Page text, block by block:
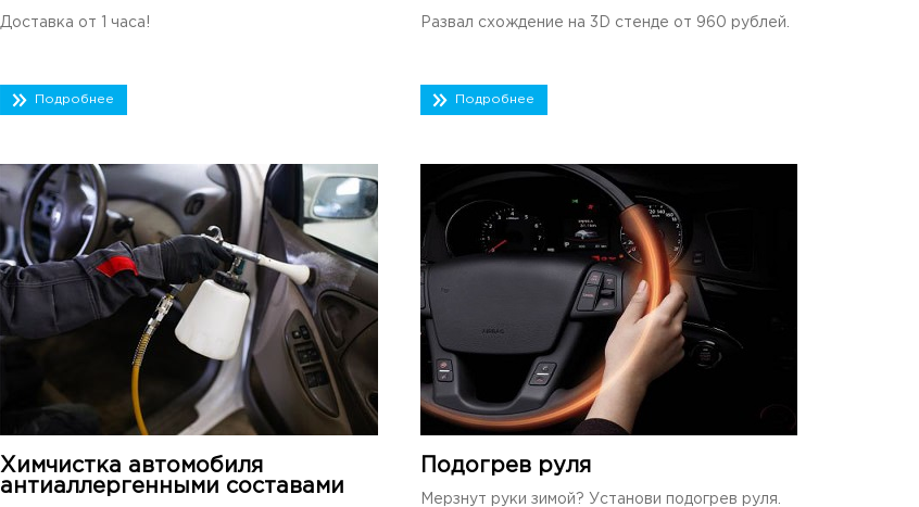
Доставка от 1 часа!
Подробнее
Развал схождение на 3D стенде от 960 рублей.
Подробнее
Химчистка автомобиля
антиаллергенными составами
Подогрев руля
Мерзнут руки зимой? Установи подогрев руля.